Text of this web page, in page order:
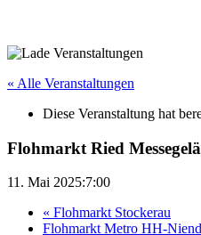
« Alle Veranstaltungen
Diese Veranstaltung hat
Flohmarkt Ried
11. Mai 2025:7:00
« Flohmarkt Stockerau
Flohmarkt Metro HH-